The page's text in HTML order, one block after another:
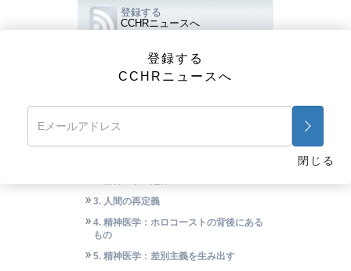
登録する
CCHRニュースへ
3. 人間の再定義
4. 精神医学：ホロコーストの背後にある
もの
5. 精神医学：差別主義を生み出す
登録する
CCHRニュースへ
閉じる